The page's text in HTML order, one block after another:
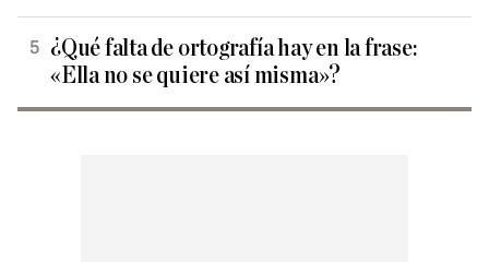
¿Qué falta de ortografía hay en la frase:
«Ella no se quiere así misma»?